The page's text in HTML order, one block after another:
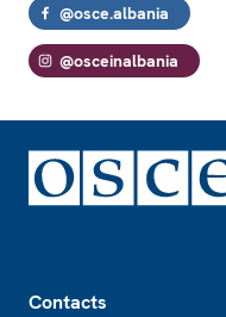
@osce.albania
@osceinalbania
Contacts